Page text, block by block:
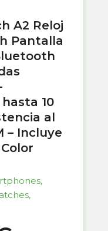
A2 Reloj
Pantalla
10
al
– Incluye
,
,